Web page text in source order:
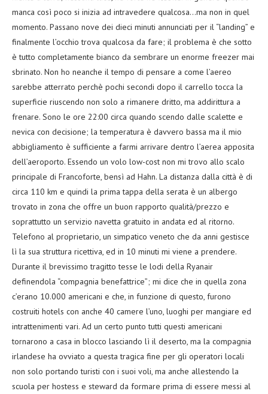
manca così poco si inizia ad intravedere qualcosa…ma non in quel
momento. Passano nove dei dieci minuti annunciati per il “landing” e
finalmente l’occhio trova qualcosa da fare; il problema è che sotto
è tutto completamente bianco da sembrare un enorme freezer mai
sbrinato. Non ho neanche il tempo di pensare a come l’aereo
sarebbe atterrato perchè pochi secondi dopo il carrello tocca la
superficie riuscendo non solo a rimanere dritto, ma addirittura a
frenare. Sono le ore 22:00 circa quando scendo dalle scalette e
nevica con decisione; la temperatura è davvero bassa ma il mio
abbigliamento è sufficiente a farmi arrivare dentro l’aerea apposita
dell’aeroporto. Essendo un volo low-cost non mi trovo allo scalo
principale di Francoforte, bensì ad Hahn. La distanza dalla città è di
circa 110 km e quindi la prima tappa della serata è un albergo
trovato in zona che offre un buon rapporto qualità/prezzo e
soprattutto un servizio navetta gratuito in andata ed al ritorno.
Telefono al proprietario, un simpatico veneto che da anni gestisce
lì la sua struttura ricettiva, ed in 10 minuti mi viene a prendere.
Durante il brevissimo tragitto tesse le lodi della Ryanair
definendola “compagnia benefattrice”; mi dice che in quella zona
c’erano 10.000 americani e che, in funzione di questo, furono
costruiti hotels con anche 40 camere l’uno, luoghi per mangiare ed
intrattenimenti vari. Ad un certo punto tutti questi americani
tornarono a casa in blocco lasciando lì il deserto, ma la compagnia
irlandese ha ovviato a questa tragica fine per gli operatori locali
non solo portando turisti con i suoi voli, ma anche allestendo la
scuola per hostess e steward da formare prima di essere messi al